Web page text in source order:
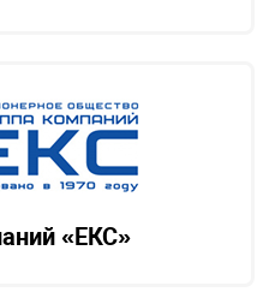
«ЕКС»